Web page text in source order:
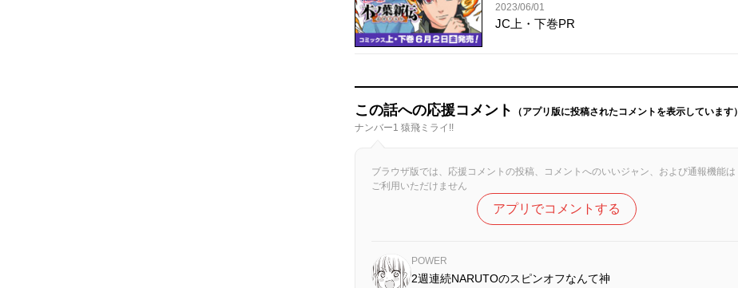
2023/06/01
JC上・下巻PR
この話への応援コメント
（アプリ版に投稿されたコメントを表示しています）
ナンバー1 猿飛ミライ!!
ブラウザ版では、応援コメントの投稿、コメントへのいいジャン、および通報機能は
ご利用いただけません
アプリでコメントする
POWER
2週連続NARUTOのスピンオフなんて神